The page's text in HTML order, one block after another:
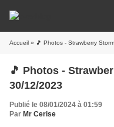
Accueil » 🎵 Photos - Strawberry
🎵 Photos -
30/12/2023
Publié le 08/01/2024 à 01:59
Par Mr Cerise